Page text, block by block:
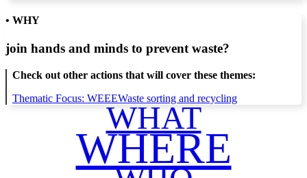
• WHY
join hands and minds to prevent waste?
Check out other actions that will cover these themes:
Thematic Focus: WEEEWaste sorting and recycling
WHAT
WHERE